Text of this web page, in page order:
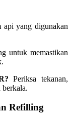
api yang digunakan
untuk memastikan
Periksa tekanan,
berkala.
Refilling